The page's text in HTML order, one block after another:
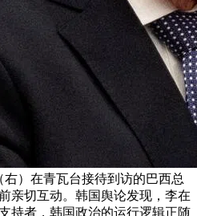
）在青瓦台接待到访的巴西总
亲切互动。韩国舆论发现，李在
持者，韩国政治的运行逻辑正随